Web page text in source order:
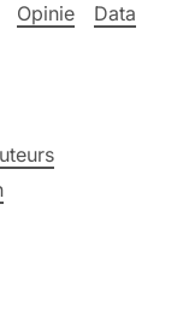
Opinie
Data